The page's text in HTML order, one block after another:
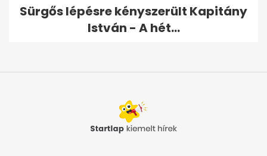
Sürgős lépésre kényszerült Kapitány
István - A hét...